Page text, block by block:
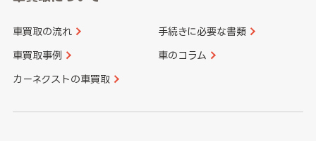
車買取の流れ 手続きに必要な書類
車買取事例 車のコラム
カーネクストの車買取